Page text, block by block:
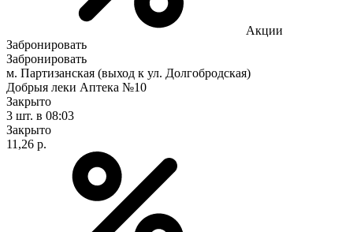
Акции
Забронировать
Забронировать
м. Партизанская (выход к ул. Долгобродская)
Добрыя леки Аптека №10
Закрыто
3 шт. в 08:03
Закрыто
11,26 р.